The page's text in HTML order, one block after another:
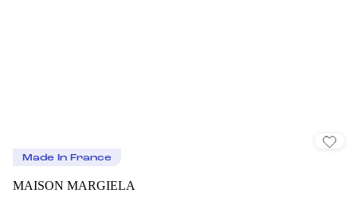
Made In France
MAISON MARGIELA